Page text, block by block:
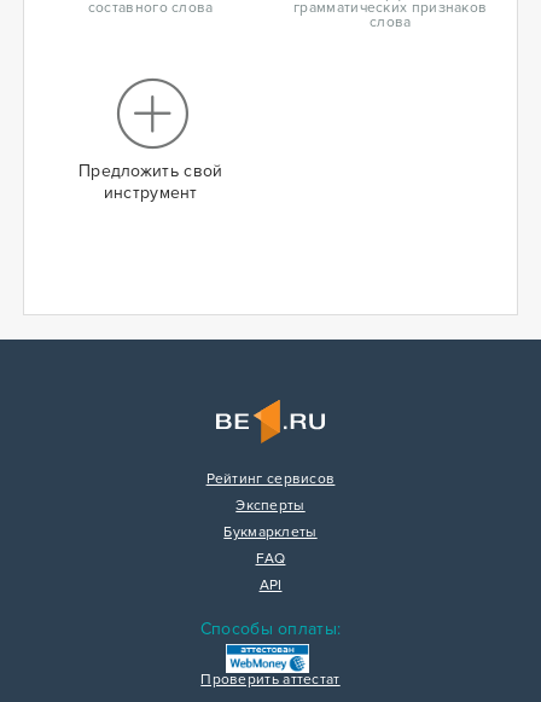
составного слова
грамматических признаков
слова
Предложить свой
инструмент
Рейтинг сервисов
Эксперты
Букмарклеты
FAQ
API
Способы оплаты:
Проверить аттестат